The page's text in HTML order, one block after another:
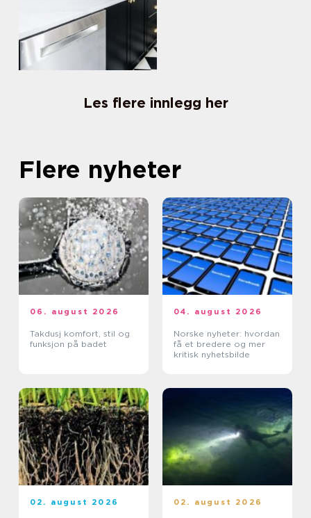
Les flere innlegg her
Flere nyheter
06. august 2026
Takdusj komfort, stil og
funksjon på badet
04. august 2026
Norske nyheter: hvordan
få et bredere og mer
kritisk nyhetsbilde
02. august 2026 02. august 2026